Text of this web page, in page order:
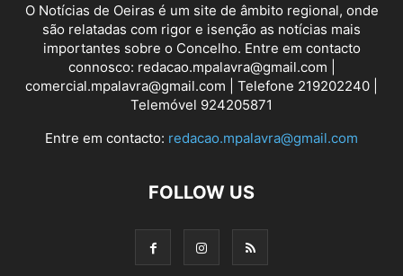
O Notícias de Oeiras é um site de âmbito regional, onde
são relatadas com rigor e isenção as notícias mais
importantes sobre o Concelho. Entre em contacto
connosco: redacao.mpalavra@gmail.com |
comercial.mpalavra@gmail.com | Telefone 219202240 |
Telemóvel 924205871
Entre em contacto: redacao.mpalavra@gmail.com
FOLLOW US